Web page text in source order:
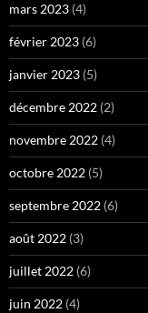
mars 2023 (4)
février 2023 (6)
janvier 2023 (5)
décembre 2022 (2)
novembre 2022 (4)
octobre 2022 (5)
septembre 2022 (6)
août 2022 (3)
juillet 2022 (6)
juin 2022 (4)